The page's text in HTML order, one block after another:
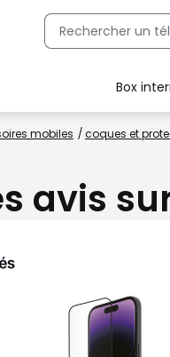
Box
mobiles coques et
avis